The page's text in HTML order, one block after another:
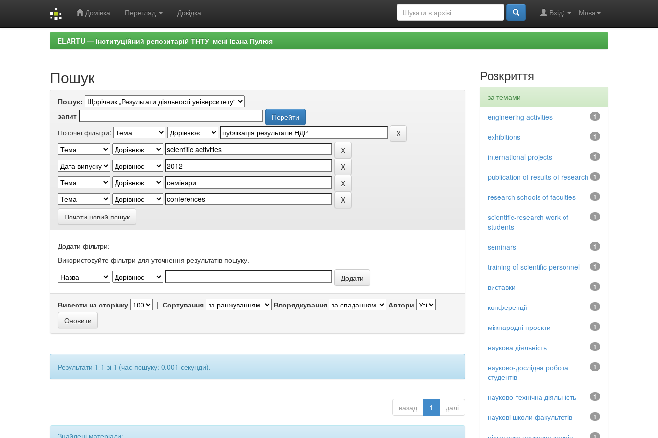
Домівка Перегляд Довідка Мова
Вхід:
ELARTU — Інституційний репозитарій ТНТУ імені Івана Пулюя
Пошук
Пошук:
запит
Поточні фільтри:
Почати новий пошук
Додати фільтри:
Використовуйте фільтри для уточнення результатів пошуку.
Вивести на сторінку | Сортування Впорядкування Автори
Результати 1-1 зі 1 (час пошуку: 0.001 секунди).
назад 1 далі
Знайдені матеріали:
Розкриття
за темами
1
engineering activities
1
exhibitions
1
international projects
1
publication of results of research
1
research schools of faculties
1
scientific-research work of
students
1
seminars
1
training of scientific personnel
1
виставки
1
конференції
1
міжнародні проекти
1
наукова діяльність
1
науково-дослідна робота
студентів
1
науково-технічна діяльність
1
наукові школи факультетів